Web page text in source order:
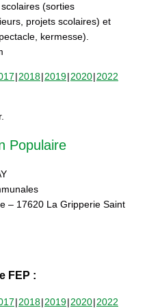
(sorties
projets scolaires) et
kermesse).
2018 2019 2020 2022
Populaire
– 17620 La Gripperie Saint
FEP :
2018 2019 2020 2022